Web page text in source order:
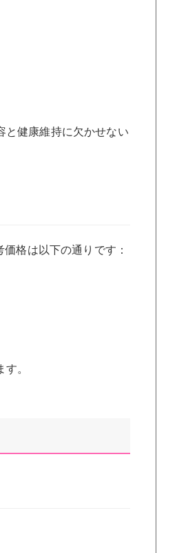
と健康維持に欠かせない
格は以下の通りです：
。